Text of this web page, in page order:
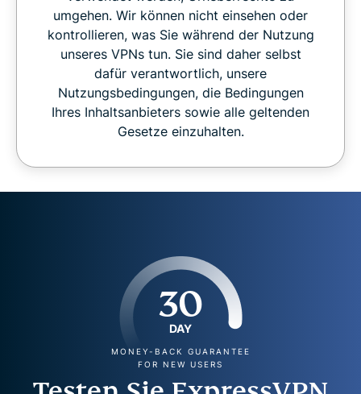
umgehen. Wir können nicht einsehen oder
kontrollieren, was Sie während der Nutzung
unseres VPNs tun. Sie sind daher selbst
dafür verantwortlich, unsere
Nutzungsbedingungen, die Bedingungen
Ihres Inhaltsanbieters sowie alle geltenden
Gesetze einzuhalten.
30
DAY
MONEY-BACK GUARANTEE
FOR NEW USERS